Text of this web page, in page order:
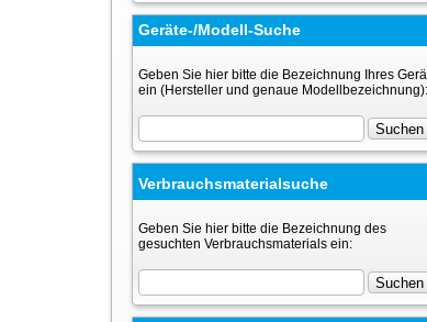
Geräte-/Modell-Suche
Geben Sie hier bitte die Bezeichnung Ihres
ein (Hersteller und genaue Modellbezeichnung):
Verbrauchsmaterialsuche
Geben Sie hier bitte die Bezeichnung des
gesuchten Verbrauchsmaterials ein: